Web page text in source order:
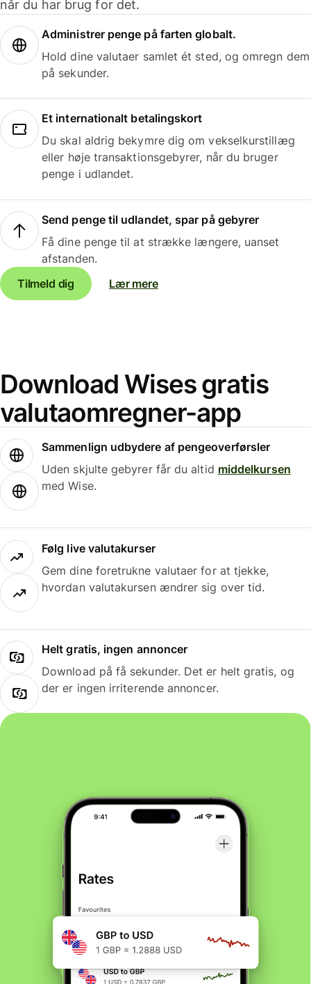
når du har brug for det.
Administrer penge på farten globalt.
Hold dine valutaer samlet ét sted, og omregn dem
på sekunder.
Et internationalt betalingskort
Du skal aldrig bekymre dig om vekselkurstillæg
eller høje transaktionsgebyrer, når du bruger
penge i udlandet.
Send penge til udlandet, spar på gebyrer
Få dine penge til at strække længere, uanset
afstanden.
Tilmeld dig
Lær mere
Download Wises gratis
valutaomregner-app
Sammenlign udbydere af pengeoverførsler
Uden skjulte gebyrer får du altid middelkursen
med Wise.
Følg live valutakurser
Gem dine foretrukne valutaer for at tjekke,
hvordan valutakursen ændrer sig over tid.
Helt gratis, ingen annoncer
Download på få sekunder. Det er helt gratis, og
der er ingen irriterende annoncer.